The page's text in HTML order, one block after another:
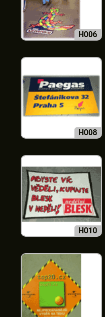
H006
H008
H010